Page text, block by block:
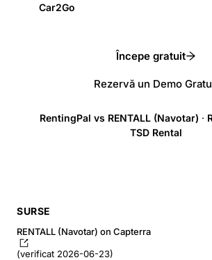
Car2Go
Începe gratuit
Rezervă un Demo
RentingPal vs RENTALL (Navotar) ·
TSD Rental
SURSE
RENTALL (Navotar) on Capterra
(verificat 2026-06-23)